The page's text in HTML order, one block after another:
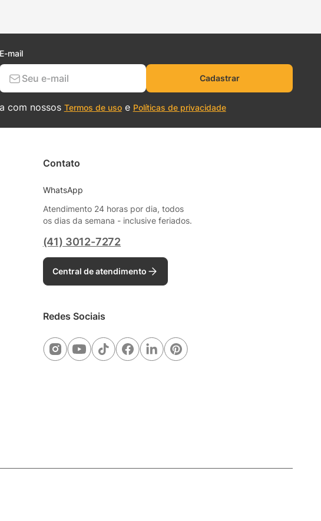
E-mail
Cadastrar
com nossos Termos de usoe Políticas de privacidade
Contato
WhatsApp
Atendimento 24 horas por dia, todos
os dias da semana - inclusive feriados.
(41) 3012-7272
Central de atendimento
Redes Sociais